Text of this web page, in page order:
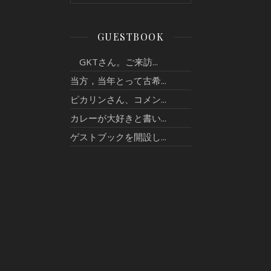
GUESTBOOK
GKTさん。ご来訪...
当方，当年とって古希...
ピカリンさん、コメン...
カレーが大好きと書い...
ゲストブックを開設し...